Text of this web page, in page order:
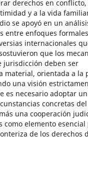
derechos en conflicto,
y a la vida
se apoyó en un
entre enfoques
internacionales
que los
jurisdicción deben ser
material, orientada a la
una visión
es necesario adoptar
concretas
una cooperación
elemento esencial
de los derechos